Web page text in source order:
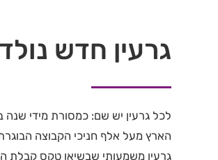
גרעין חדש
לכל גרעין יש שם: כמסורת מידי
הארץ מעל אלף חניכי הקבוצה
גרעין משמעותי שבשיאו טקס קבלת